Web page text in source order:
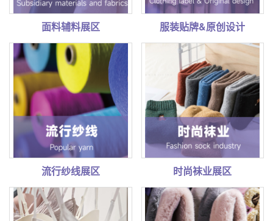
面料辅料展区 服装贴牌&原创设计
流行纱线展区 时尚袜业展区